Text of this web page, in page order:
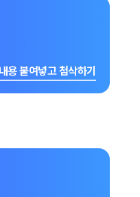
용 붙여넣고 첨삭하기